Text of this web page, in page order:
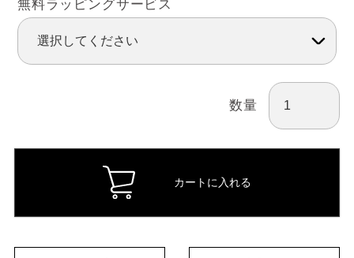
無料ラッピングサービス
数量
カートに入れる